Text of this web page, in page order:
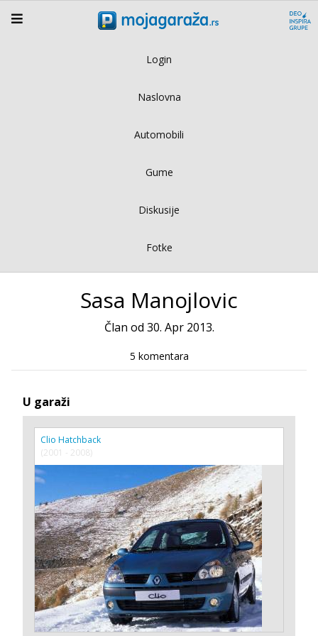
Login
Naslovna
Automobili
Gume
Diskusije
Fotke
Sasa Manojlovic
Član od 30. Apr 2013.
5 komentara
U garaži
Clio Hatchback
(2001 - 2008)